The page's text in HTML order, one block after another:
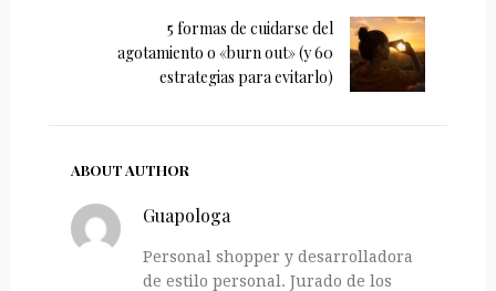
5 formas de cuidarse del
agotamiento o «burn out» (y 60
estrategias para evitarlo)
ABOUT AUTHOR
Guapologa
Personal shopper y desarrolladora
de estilo personal. Jurado de los